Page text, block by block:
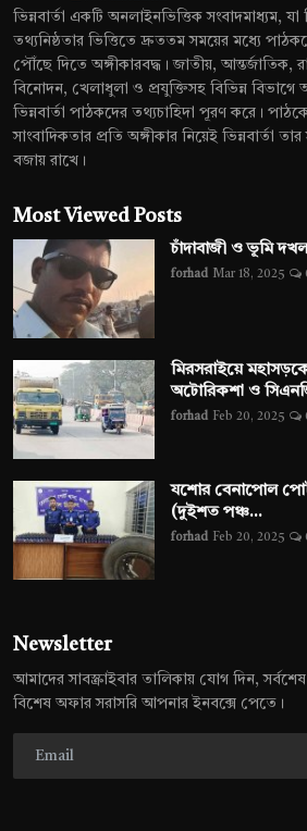
ভিন্নবার্তা একটি অনলাইনভিত্তিক সংবাদমাধ্যম,
তথ্যনিষ্ঠতার ভিত্তিতে দ্রুততম সময়ের মধ্যে
পৌঁছে দিতে অঙ্গীকারবদ্ধ। জাতীয়, আন্তর্জাতিক,
বিনোদন, খেলাধুলা ও প্রযুক্তিসহ বিভিন্ন
ভিন্নবার্তা পাঠকদের তথ্যচাহিদা পূরণ করে।
সাংবাদিকতার প্রতি অঙ্গীকার নিয়েই ভিন্নবার্তা
বজায় রাখে।
Most Viewed Posts
চাঁদাবাজী ও ভূমি
forhad Mar 18, 2025
মিরসরাইয়ে
অটোরিকশা ও
forhad Feb 20, 2025
যশোর বেনাপোল
(দুইশত পঞ্চ...
forhad Feb 20, 2025
Newsletter
আমাদের সাবস্ক্রাইবার তালিকায় যোগ দিন,
বিশেষ অফার সরাসরি আপনার ইনবক্সে পেতে।